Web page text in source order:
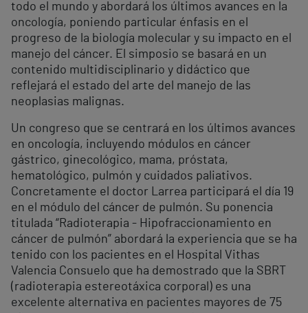
todo el mundo y abordará los últimos avances en la
oncología, poniendo particular énfasis en el
progreso de la biología molecular y su impacto en el
manejo del cáncer. El simposio se basará en un
contenido multidisciplinario y didáctico que
reflejará el estado del arte del manejo de las
neoplasias malignas.
Un congreso que se centrará en los últimos avances
en oncología, incluyendo módulos en cáncer
gástrico, ginecológico, mama, próstata,
hematológico, pulmón y cuidados paliativos.
Concretamente el doctor Larrea participará el día 19
en el módulo del cáncer de pulmón. Su ponencia
titulada “Radioterapia - Hipofraccionamiento en
cáncer de pulmón” abordará la experiencia que se ha
tenido con los pacientes en el Hospital Vithas
Valencia Consuelo que ha demostrado que la SBRT
(radioterapia estereotáxica corporal) es una
excelente alternativa en pacientes mayores de 75